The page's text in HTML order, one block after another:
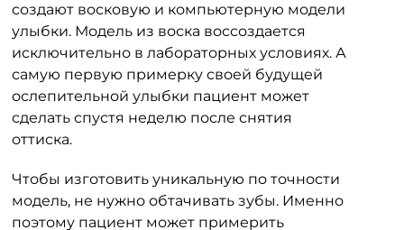
создают восковую и компьютерную модели
улыбки. Модель из воска воссоздается
исключительно в лабораторных условиях. А
самую первую примерку своей будущей
ослепительной улыбки пациент может
сделать спустя неделю после снятия
оттиска.
Чтобы изготовить уникальную по точности
модель, не нужно обтачивать зубы. Именно
поэтому пациент может примерить